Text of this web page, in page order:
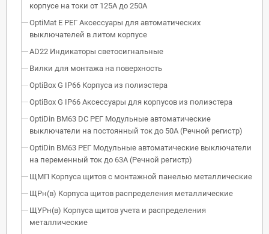
корпусе на токи от 125А до 250А
OptiMat E РЕГ Аксессуары для автоматических
выключателей в литом корпусе
AD22 Индикаторы светосигнальные
Вилки для монтажа на поверхность
OptiBox G IP66 Корпуса из полиэстера
OptiBox G IP66 Аксессуары для корпусов из полиэстера
OptiDin BM63 DC РЕГ Модульные автоматические
выключатели на постоянный ток до 50А (Речной регистр)
OptiDin BM63 РЕГ Модульные автоматические выключатели
на переменный ток до 63А (Речной регистр)
ЩМП Корпуса щитов с монтажной панелью металлические
ЩРн(в) Корпуса щитов распределения металлические
ЩУРн(в) Корпуса щитов учета и распределения
металлические